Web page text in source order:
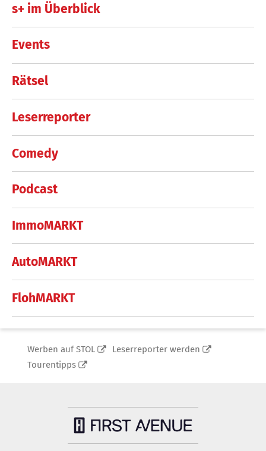
s+ im Überblick
Events
Rätsel
Leserreporter
Comedy
Podcast
ImmoMARKT
AutoMARKT
FlohMARKT
Werben auf STOL
Leserreporter werden
Tourentipps